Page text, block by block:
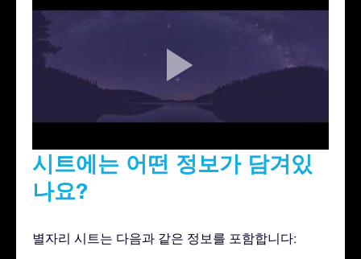
시트에는 어떤 정보가 담겨있
나요?
별자리 시트는 다음과 같은 정보를 포함합니다: